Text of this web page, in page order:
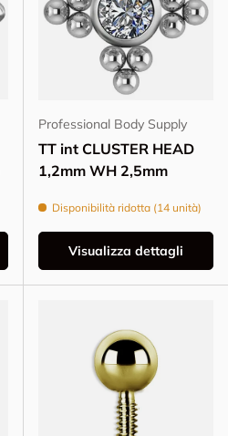
Professional Body Supply
TT int CLUSTER HEAD
1,2mm WH 2,5mm
Disponibilità ridotta (14 unità)
Visualizza dettagli